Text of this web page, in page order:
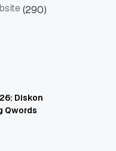
(290)
Diskon
Qwords